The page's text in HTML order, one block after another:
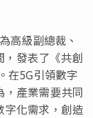
高級副總裁、
，發表了《共創
在5G引領數字
，產業需要共同
字化需求，創造